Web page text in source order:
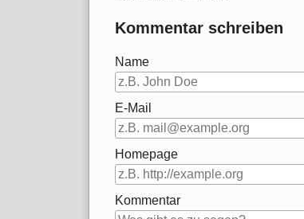
Kommentar schreiben
Name
E-Mail
Homepage
Kommentar